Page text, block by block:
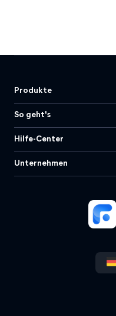
Produkte
So geht's
Hilfe-Center
Unternehmen